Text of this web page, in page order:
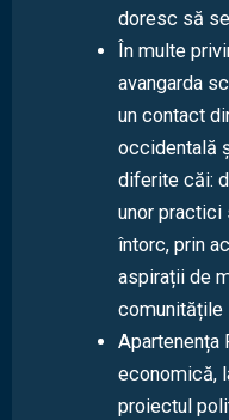
doresc să
În multe
avangarda
un contact
occidentală
diferite căi:
unor practici
întorc, prin
aspirații de
comunitățile
Apartenența
economică,
proiectul